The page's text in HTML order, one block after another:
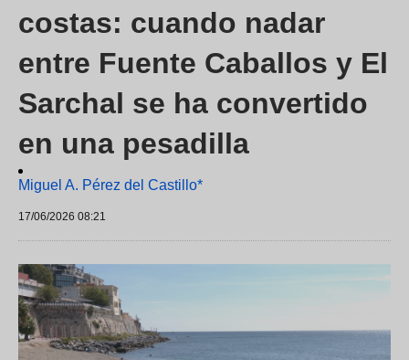
costas: cuando nadar
entre Fuente Caballos y El
Sarchal se ha convertido
en una pesadilla
Miguel A. Pérez del Castillo*
17/06/2026 08:21